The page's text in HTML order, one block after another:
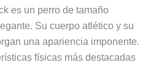
es un perro de tamaño
Su cuerpo atlético y su
una apariencia imponente.
físicas más destacadas